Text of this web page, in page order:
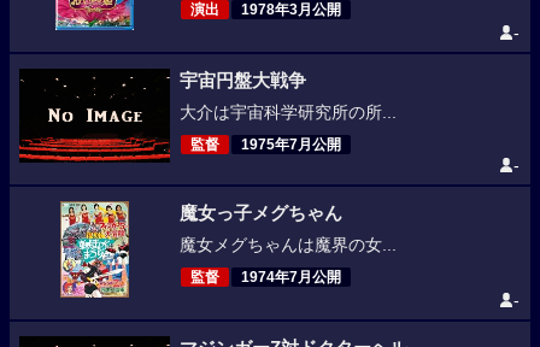
演出 1978年3月公開
-
宇宙円盤大戦争
大介は宇宙科学研究所の所...
監督 1975年7月公開
-
魔女っ子メグちゃん
魔女メグちゃんは魔界の女...
監督 1974年7月公開
-